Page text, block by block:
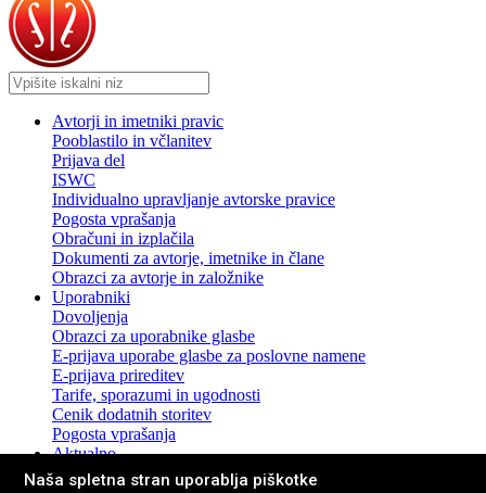
Avtorji in imetniki pravic
Pooblastilo in včlanitev
Prijava del
ISWC
Individualno upravljanje avtorske pravice
Pogosta vprašanja
Obračuni in izplačila
Dokumenti za avtorje, imetnike in člane
Obrazci za avtorje in založnike
Uporabniki
Dovoljenja
Obrazci za uporabnike glasbe
E-prijava uporabe glasbe za poslovne namene
E-prijava prireditev
Tarife, sporazumi in ugodnosti
Cenik dodatnih storitev
Pogosta vprašanja
Aktualno
Novice in sporočila za javnost
Naša spletna stran uporablja piškotke